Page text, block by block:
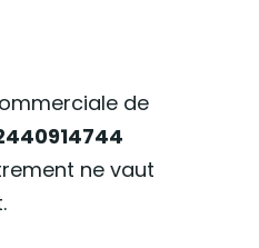
de
ne vaut